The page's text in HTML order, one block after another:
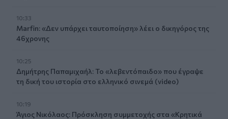
10:33
Marfin: «Δεν υπάρχει ταυτοποίηση» λέει ο δικηγόρος της
46χρονης
10:25
Δημήτρης Παπαμιχαήλ: Το «λεβεντόπαιδο» που έγραψε
τη δική του ιστορία στο ελληνικό σινεμά (video)
10:19
Άγιος Νικόλαος: Πρόσκληση συμμετοχής στα «Κρητικά